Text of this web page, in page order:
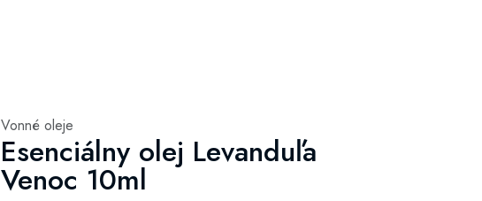
Vonné oleje
Esenciálny olej Levanduľa
Venoc 10ml